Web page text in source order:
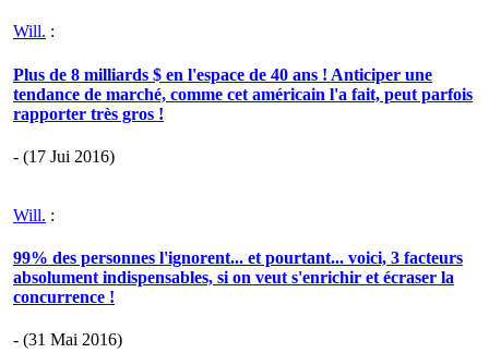
Will. :
Plus de 8 milliards $ en l'espace de 40 ans ! Anticiper une
tendance de marché, comme cet américain l'a fait, peut parfois
rapporter très gros !
- (17 Jui 2016)
Will. :
99% des personnes l'ignorent... et pourtant... voici, 3 facteurs
absolument indispensables, si on veut s'enrichir et écraser la
concurrence !
- (31 Mai 2016)